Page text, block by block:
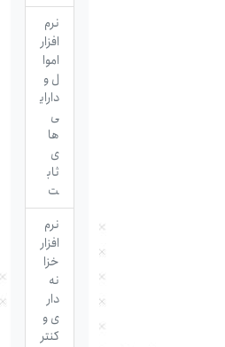
نرم
افزار
اموا
ل و
دارای
ی
ها
ی
ثاب
ت
نرم
افزار
خزا
نه
دار
ی و
کنتر